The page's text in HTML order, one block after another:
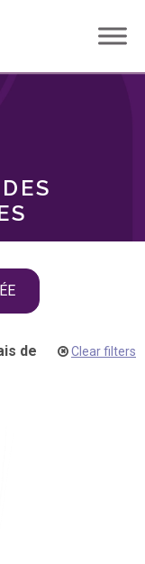
de
Clear filters